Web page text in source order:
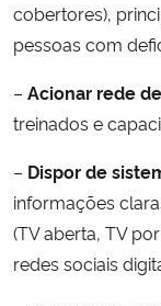
cobertores),
pessoas com
– Acionar rede
treinados e
– Dispor de
informações
(TV aberta, TV
redes sociais